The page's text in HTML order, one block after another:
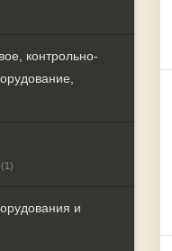
контрольно-
(1)
и